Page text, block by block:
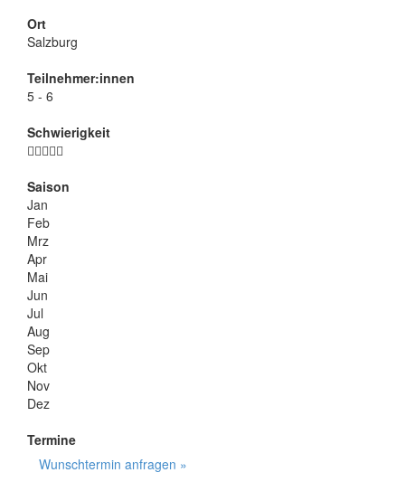
Ort
Salzburg
Teilnehmer:innen
5 - 6
Schwierigkeit
Saison
Jan
Feb
Mrz
Apr
Mai
Jun
Jul
Aug
Sep
Okt
Nov
Dez
Termine
Wunschtermin anfragen »